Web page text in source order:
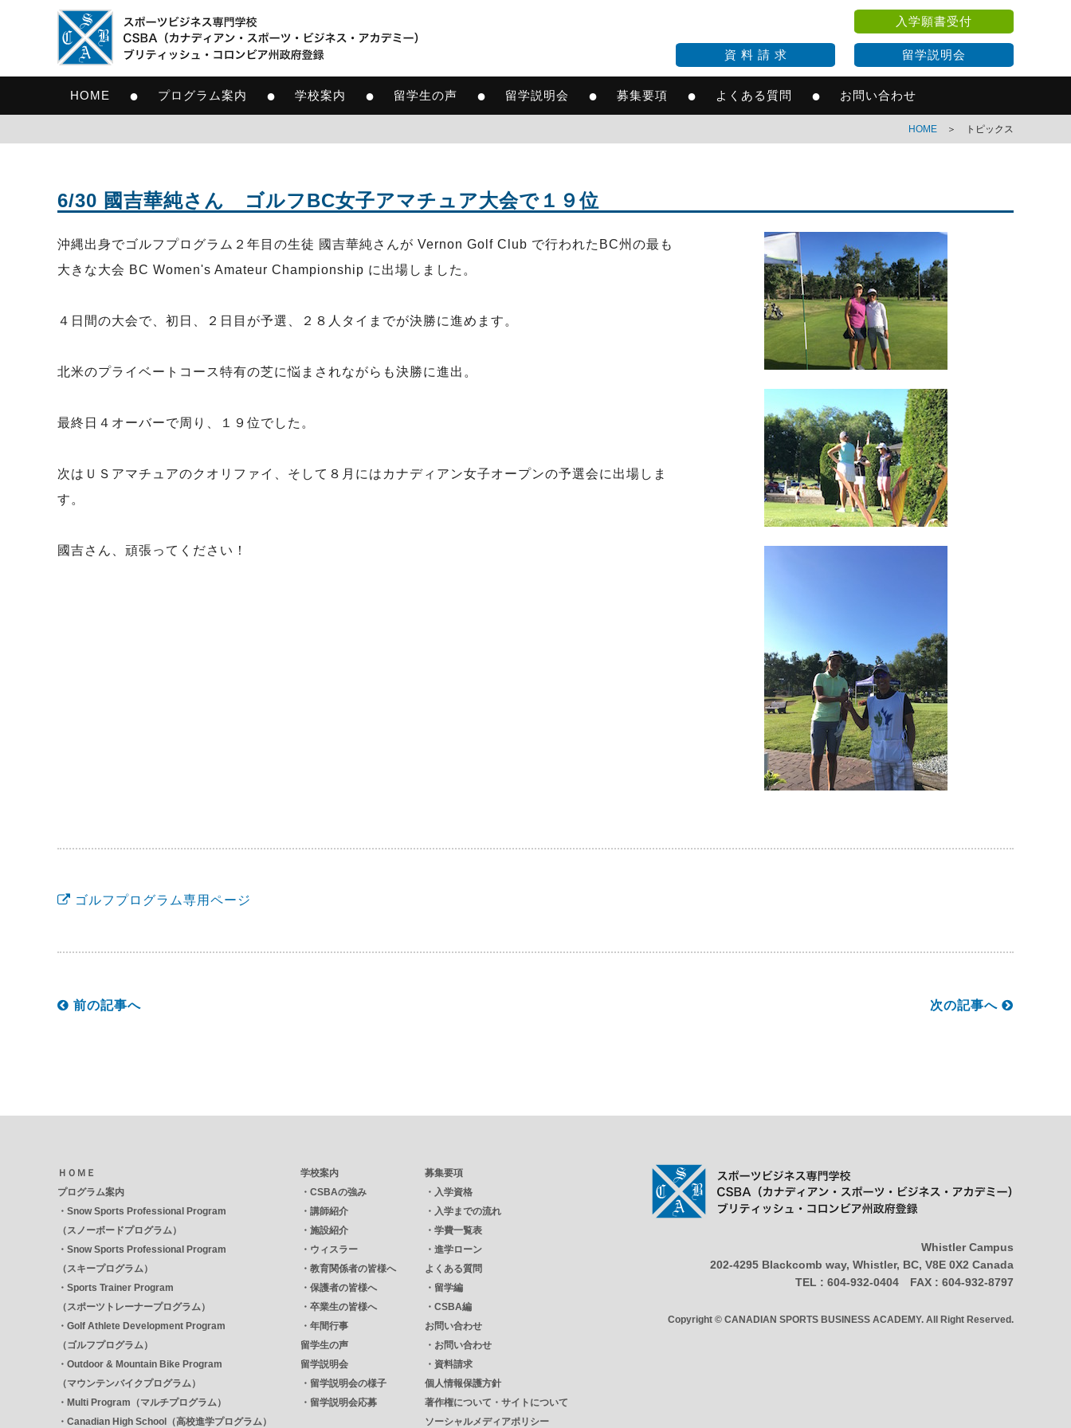
入学願書受付
留学説明会
資 料 請 求
HOME ● プログラム案内 ● 学校案内 ● 留学生の声 ● 留学説明会 ● 募集要項 ● よくある質問 ● お問い合わせ
HOME ＞ トピックス
6/30 國吉華純さん ゴルフBC女子アマチュア大会で１９位
沖縄出身でゴルフプログラム２年目の生徒 國吉華純さんが Vernon Golf Club で行われたBC州の最も
大きな大会 BC Women's Amateur Championship に出場しました。
４日間の大会で、初日、２日目が予選、２８人タイまでが決勝に進めます。
北米のプライベートコース特有の芝に悩まされながらも決勝に進出。
最終日４オーバーで周り、１９位でした。
次はＵＳアマチュアのクオリファイ、そして８月にはカナディアン女子オープンの予選会に出場しま
す。
國吉さん、頑張ってください！
ゴルフプログラム専用ページ
前の記事へ 次の記事へ
ＨＯＭＥ
プログラム案内
・ Snow Sports Professional Program
（スノーボードプログラム）
・ Snow Sports Professional Program
（スキープログラム）
・ Sports Trainer Program
（スポーツトレーナープログラム）
・ Golf Athlete Development Program
（ゴルフプログラム）
・ Outdoor & Mountain Bike Program
（マウンテンバイクプログラム）
・ Multi Program（マルチプログラム）
・ Canadian High School（高校進学プログラム）
学校案内
・ CSBAの強み
・ 講師紹介
・ 施設紹介
・ ウィスラー
・ 教育関係者の皆様へ
・ 保護者の皆様へ
・ 卒業生の皆様へ
・ 年間行事
留学生の声
留学説明会
・ 留学説明会の様子
・ 留学説明会応募
募集要項
・ 入学資格
・ 入学までの流れ
・ 学費一覧表
・ 進学ローン
よくある質問
・ 留学編
・ CSBA編
お問い合わせ
・ お問い合わせ
・ 資料請求
個人情報保護方針
著作権について・サイトについて
ソーシャルメディアポリシー
Whistler Campus
202-4295 Blackcomb way, Whistler, BC, V8E 0X2 Canada
TEL : 604-932-0404 FAX : 604-932-8797
Copyright © CANADIAN SPORTS BUSINESS ACADEMY. All Right Reserved.